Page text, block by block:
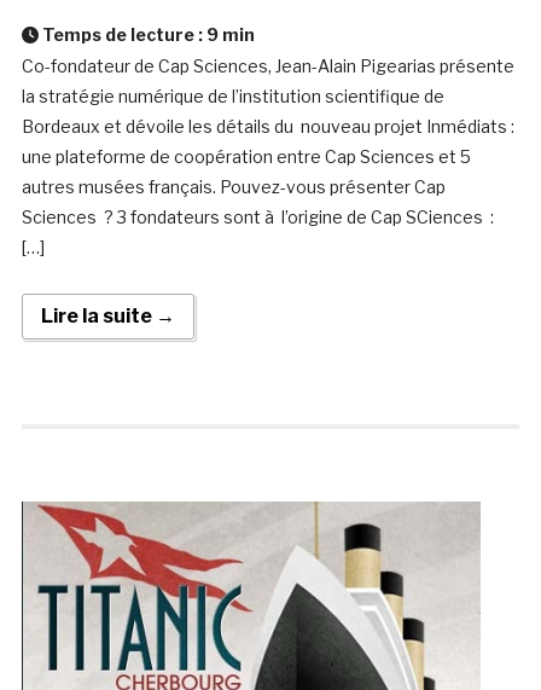
Temps de lecture : 9 min
Co-fondateur de Cap Sciences, Jean-Alain Pigearias présente
la stratégie numérique de l’institution scientifique de
Bordeaux et dévoile les détails du nouveau projet Inmédiats :
une plateforme de coopération entre Cap Sciences et 5
autres musées français. Pouvez-vous présenter Cap
Sciences ? 3 fondateurs sont à l’origine de Cap SCiences :
[…]
Lire la suite →